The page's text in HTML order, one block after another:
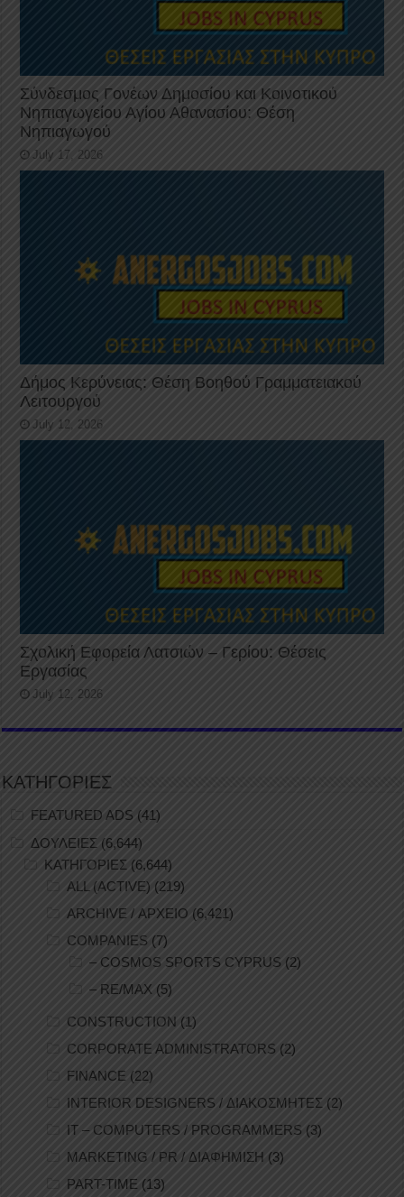
Σύνδεσμος Γονέων Δημοσίου και Κοινοτικού
Νηπιαγωγείου Αγίου Αθανασίου: Θέση
Νηπιαγωγού
July 17, 2026
Δήμος Κερύνειας: Θέση Βοηθού Γραμματειακού
Λειτουργού
July 12, 2026
Σχολική Εφορεία Λατσιών – Γερίου: Θέσεις
Εργασίας
July 12, 2026
ΚΑΤΗΓΟΡΙΕΣ
FEATURED ADS (41)
ΔΟΥΛΕΙΕΣ (6,644)
ΚΑΤΗΓΟΡΙΕΣ (6,644)
ALL (ACTIVE) (219)
ARCHIVE / ΑΡΧΕΙΟ (6,421)
COMPANIES (7)
– COSMOS SPORTS CYPRUS (2)
– RE/MAX (5)
CONSTRUCTION (1)
CORPORATE ADMINISTRATORS (2)
FINANCE (22)
INTERIOR DESIGNERS / ΔΙΑΚΟΣΜΗΤΕΣ (2)
IT – COMPUTERS / PROGRAMMERS (3)
MARKETING / PR / ΔΙΑΦΗΜΙΣΗ (3)
PART-TIME (13)